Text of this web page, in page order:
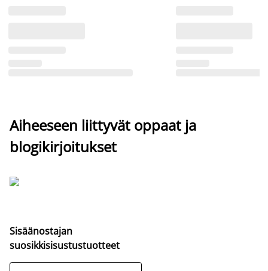
Aiheeseen liittyvät oppaat ja
blogikirjoitukset
Sisäänostajan
suosikkisisustustuotteet